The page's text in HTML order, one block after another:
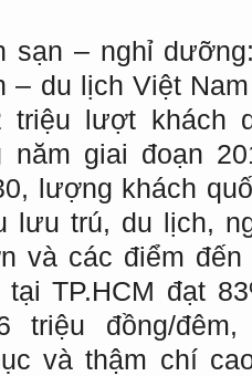
sạn – nghỉ
– du lịch Việt
triệu lượt khách
giai đoạn
lượng khách
lưu trú, du lịch,
và các điểm
TP.HCM đạt
triệu đồng/
và thậm chí